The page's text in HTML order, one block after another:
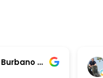
Juan Carlos Burbano Vela